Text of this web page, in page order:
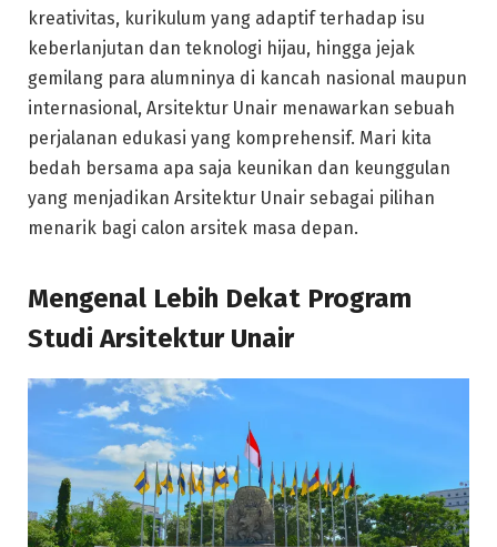
kreativitas, kurikulum yang adaptif terhadap isu
keberlanjutan dan teknologi hijau, hingga jejak
gemilang para alumninya di kancah nasional maupun
internasional, Arsitektur Unair menawarkan sebuah
perjalanan edukasi yang komprehensif. Mari kita
bedah bersama apa saja keunikan dan keunggulan
yang menjadikan Arsitektur Unair sebagai pilihan
menarik bagi calon arsitek masa depan.
Mengenal Lebih Dekat Program
Studi Arsitektur Unair